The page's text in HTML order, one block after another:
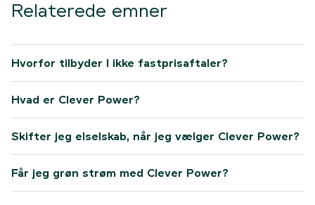
Relaterede emner
Hvorfor tilbyder I ikke fastprisaftaler?
Hvad er Clever Power?
Skifter jeg elselskab, når jeg vælger Clever Power?
Får jeg grøn strøm med Clever Power?